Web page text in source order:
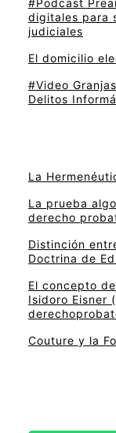
digitales para
judiciales
El domicilio
#Video
Delitos
La
La prueba
derecho
Distinción
Doctrina de
El concepto
Isidoro Eisner
Couture y la